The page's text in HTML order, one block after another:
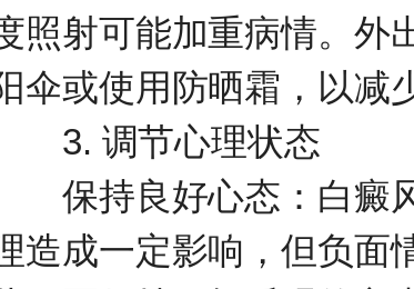
照射可能加重病情。外
伞或使用防晒霜，以减
3. 调节心理状态
保持良好心态：白癜
造成一定影响，但负面